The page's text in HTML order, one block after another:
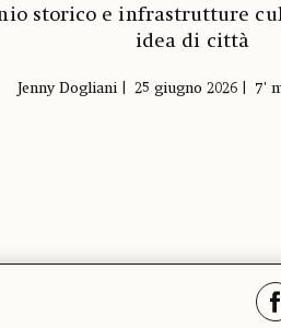
storico e infrastrutture
idea di città
Jenny Dogliani 25 giugno 2026 7'